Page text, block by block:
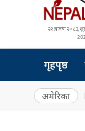
२२ श्रावण २०८३,
गृहपृष्ठ
अमेरिका